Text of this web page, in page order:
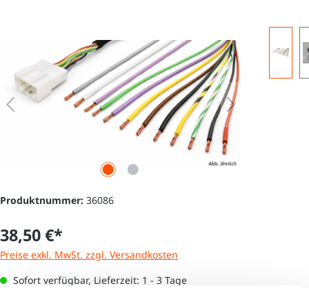
Produktnummer: 36086
38,50 €*
Preise exkl. MwSt. zzgl. Versandkosten
Sofort verfügbar, Lieferzeit: 1 - 3 Tage